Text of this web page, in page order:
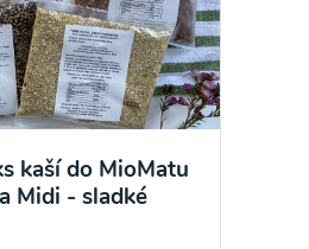
kaší do MioMatu
Midi - sladké